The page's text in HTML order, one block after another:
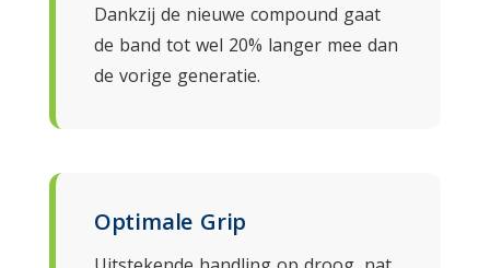
Dankzij de nieuwe compound gaat
de band tot wel 20% langer mee dan
de vorige generatie.
Optimale Grip